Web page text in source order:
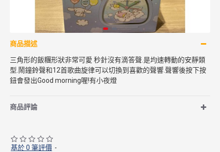
商品描述
三角形的飯糰形狀非常可愛 秒針沒有滴答聲.是均速轉動的安靜類
型.鬧鐘鈴聲和12首歌曲旋律可以切換到喜歡的聲響.聲響後按下按
鈕會發出Good morning喔!有小夜燈
商品評論
基於 0 筆評價 -